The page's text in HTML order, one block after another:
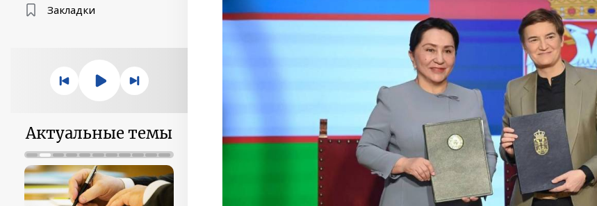
Закладки
Актуальные темы